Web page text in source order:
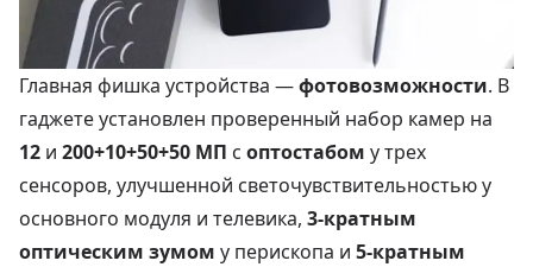
Главная фишка устройства —фотовозможности. В
гаджете установлен проверенный набор камер на
12 и 200+10+50+50 МП с оптостабом у трех
сенсоров, улучшенной светочувствительностью у
основного модуля и телевика, 3-кратным
оптическим зумом у перископа и 5-кратным